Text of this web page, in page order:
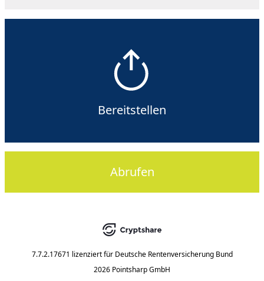
Bereitstellen
Abrufen
7.7.2.17671 lizenziert für Deutsche Rentenversicherung Bund
2026 Pointsharp GmbH